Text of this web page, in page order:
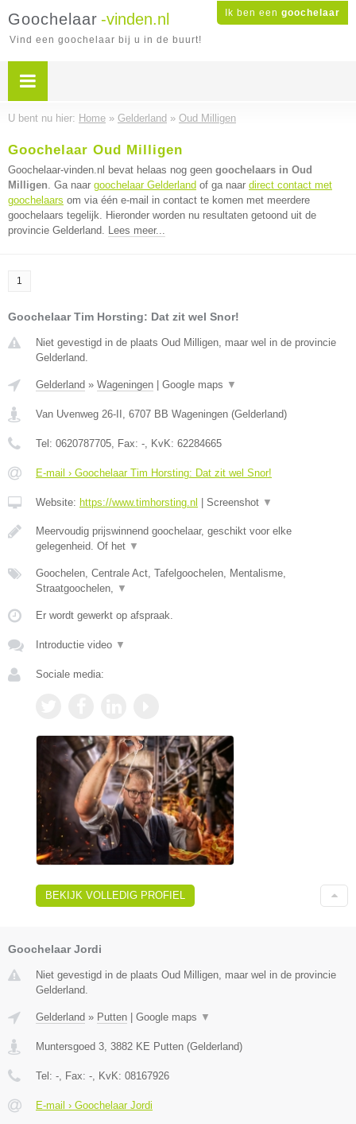
Ik ben een goochelaar
Goochelaar -vinden.nl
Vind een goochelaar bij u in de buurt!
U bent nu hier: Home » Gelderland » Oud Milligen
Goochelaar Oud Milligen
Goochelaar-vinden.nl bevat helaas nog geen goochelaars in Oud
Milligen. Ga naar goochelaar Gelderland of ga naar direct contact met
goochelaars om via één e-mail in contact te komen met meerdere
goochelaars tegelijk. Hieronder worden nu resultaten getoond uit de
provincie Gelderland. Lees meer...
1
Goochelaar Tim Horsting: Dat zit wel Snor!
Niet gevestigd in de plaats Oud Milligen, maar wel in de provincie
Gelderland.
Gelderland » Wageningen Google maps ▼
Van Uvenweg 26-II , 6707 BB Wageningen (Gelderland)
Tel: 0620787705, Fax: -, KvK: 62284665
E-mail › Goochelaar Tim Horsting: Dat zit wel Snor!
Website: https://www.timhorsting.nl Screenshot ▼
Meervoudig prijswinnend goochelaar, geschikt voor elke
gelegenheid. Of het ▼
Goochelen, Centrale Act, Tafelgoochelen, Mentalisme,
Straatgoochelen, ▼
Er wordt gewerkt op afspraak.
Introductie video ▼
Sociale media:
BEKIJK VOLLEDIG PROFIEL
Goochelaar Jordi
Niet gevestigd in de plaats Oud Milligen, maar wel in de provincie
Gelderland.
Gelderland » Putten | Google maps ▼
Muntersgoed 3 3882 KE Putten (Gelderland)
Tel: - , Fax: - , KvK: 08167926
E-mail › Goochelaar Jordi